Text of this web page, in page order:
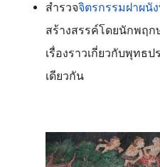
สำรวจจิตรกรรมฝาผนัง
สร้างสรรค์โดยนักพฤก
เรื่องราวเกี่ยวกับพุทธ
เดียวกัน